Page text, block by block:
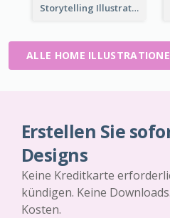
Storytelling Illustration
ALLE HOME
Erstellen Sie
Designs
Keine Kreditkarte
kündigen. Keine
Kosten.